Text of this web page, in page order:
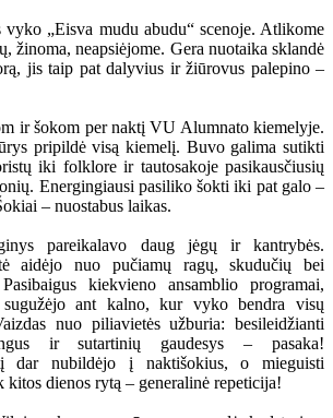
vyko „Eisva mudu abudu“ scenoje. Atlikome
žinoma, neapsiėjome. Gera nuotaika sklandė
jis taip pat dalyvius ir žiūrovus palepino –
ir šokom per naktį VU Alumnato kiemelyje.
pripildė visą kiemelį. Buvo galima sutikti
iki folklore ir tautosakoje pasikausčiusių
Energingiausi pasiliko šokti iki pat galo –
– nuostabus laikas.
pareikalavo daug jėgų ir kantrybės.
aidėjo nuo pučiamų ragų, skudučių bei
kiekvieno ansamblio programai,
ant kalno, kur vyko bendra visų
nuo piliavietės užburia: besileidžianti
ir sutartinių gaudesys – pasaka!
dar nubildėjo į naktišokius, o mieguisti
kitos dienos rytą – generalinė repeticija!